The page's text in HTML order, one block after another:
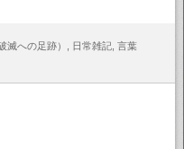
滅への足跡） 日常雑記 言葉